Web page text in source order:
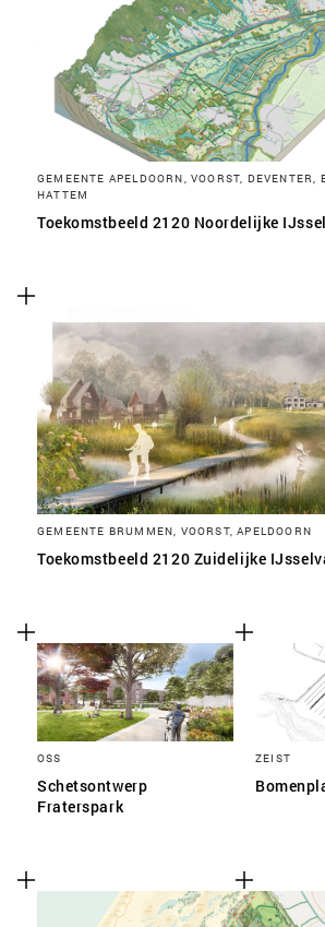
GEMEENTE APELDOORN, VOORST, DEVENTER,
HATTEM
Toekomstbeeld 2120 Noordelijke
GEMEENTE BRUMMEN, VOORST, APELDOORN
Toekomstbeeld 2120 Zuidelijke
OSS
Schetsontwerp
Fraterspark
ZEIST
SLA VOORKEUREN OP